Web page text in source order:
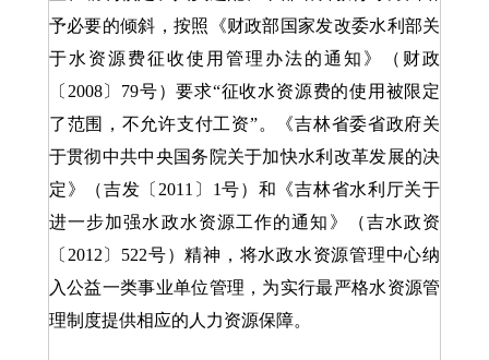
予必要的倾斜，按照《财政部国家发改委水利部关
于水资源费征收使用管理办法的通知》（财政
〔2008〕79号）要求“征收水资源费的使用被限定
了范围，不允许支付工资”。《吉林省委省政府关
于贯彻中共中央国务院关于加快水利改革发展的决
定》（吉发〔2011〕1号）和《吉林省水利厅关于
进一步加强水政水资源工作的通知》（吉水政资
〔2012〕522号）精神，将水政水资源管理中心纳
入公益一类事业单位管理，为实行最严格水资源管
理制度提供相应的人力资源保障。